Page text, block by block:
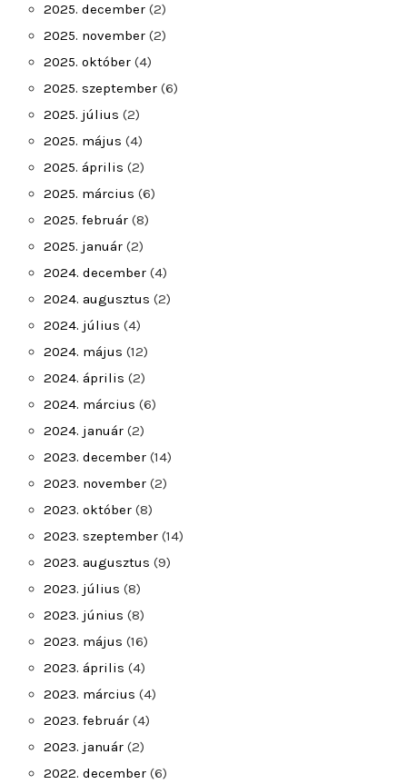
2025. december (2)
2025. november (2)
2025. október (4)
2025. szeptember (6)
2025. július (2)
2025. május (4)
2025. április (2)
2025. március (6)
2025. február (8)
2025. január (2)
2024. december (4)
2024. augusztus (2)
2024. július (4)
2024. május (12)
2024. április (2)
2024. március (6)
2024. január (2)
2023. december (14)
2023. november (2)
2023. október (8)
2023. szeptember (14)
2023. augusztus (9)
2023. július (8)
2023. június (8)
2023. május (16)
2023. április (4)
2023. március (4)
2023. február (4)
2023. január (2)
2022. december (6)